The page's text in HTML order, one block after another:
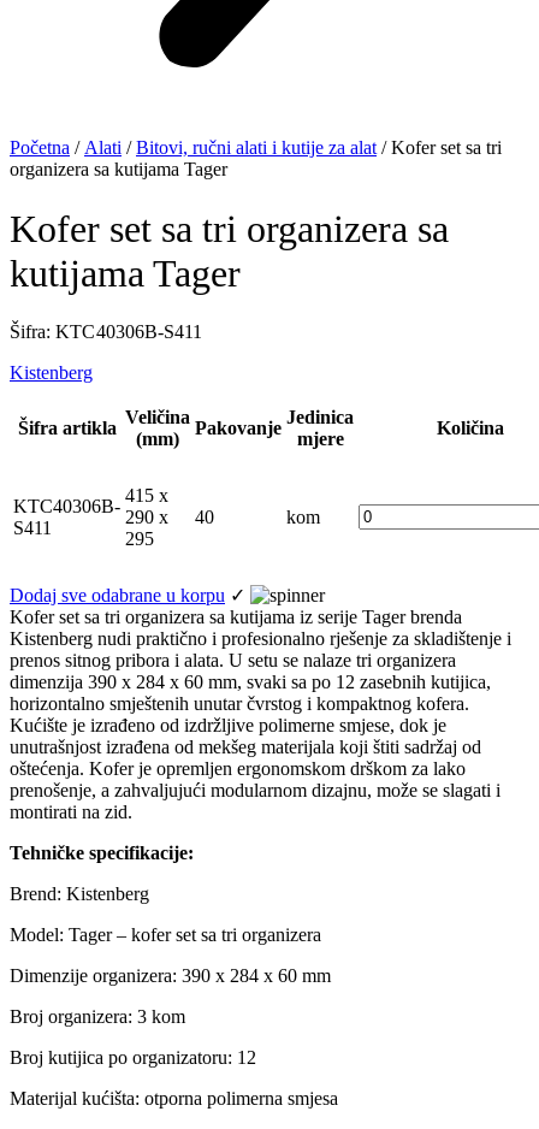
Početna / Alati /Bitovi, ručni alati i kutije za alat / Kofer set sa tri
organizera sa kutijama Tager
Kofer set sa tri organizera sa
kutijama Tager
Šifra: KTC 40306B-S411
Kistenberg
Šifra artikla
Veličina
(mm)
Pakovanje
Jedinica
mjere
Količina
KTC40306B-
S411
415 x
290 x
295
40 kom
Dodaj sve odabrane u korpu ✓
Kofer set sa tri organizera sa kutijama iz serije Tager brenda
Kistenberg nudi praktično i profesionalno rješenje za skladištenje i
prenos sitnog pribora i alata. U setu se nalaze tri organizera
dimenzija 390 x 284 x 60 mm, svaki sa po 12 zasebnih kutijica,
horizontalno smještenih unutar čvrstog i kompaktnog kofera.
Kućište je izrađeno od izdržljive polimerne smjese, dok je
unutrašnjost izrađena od mekšeg materijala koji štiti sadržaj od
oštećenja. Kofer je opremljen ergonomskom drškom za lako
prenošenje, a zahvaljujući modularnom dizajnu, može se slagati i
montirati na zid.
Tehničke specifikacije:
Brend: Kistenberg
Model: Tager – kofer set sa tri organizera
Dimenzije organizera: 390 x 284 x 60 mm
Broj organizera: 3 kom
Broj kutijica po organizatoru: 12
Materijal kućišta: otporna polimerna smjesa